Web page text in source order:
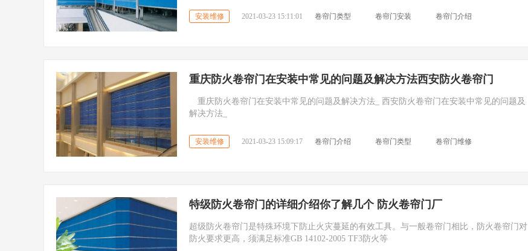
安装维修 2021-03-23 15:11:01 卷帘门类型 卷帘门安装 卷帘门介绍
重庆防火卷帘门在安装中常见的问题及解决方法西安防火卷帘门
重庆防火卷帘门在安装中常见的问题及解决方法_ 西安防火卷帘门在安装中常见的问题及
解决方法_
安装维修 2021-03-23 15:09:17 卷帘门介绍 卷帘门类型 卷帘门维修
特级防火卷帘门的详细介绍你了解几个 防火卷帘门厂
超级防火卷帘门是特殊环境下防止火灾蔓延的有效工具。与一般卷帘门相比，防火卷帘门对
防火要求更高，须满足标准GB 14102-2005 TF3防火等